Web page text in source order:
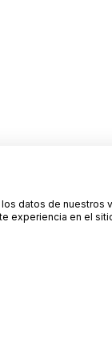
datos de
experiencia en el